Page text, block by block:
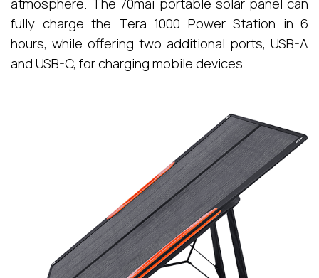
fully charge the Tera 1000 Power Station in 6
hours, while offering two additional ports, USB-A
and USB-C, for charging mobile devices.